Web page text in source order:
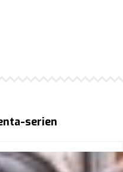
serien